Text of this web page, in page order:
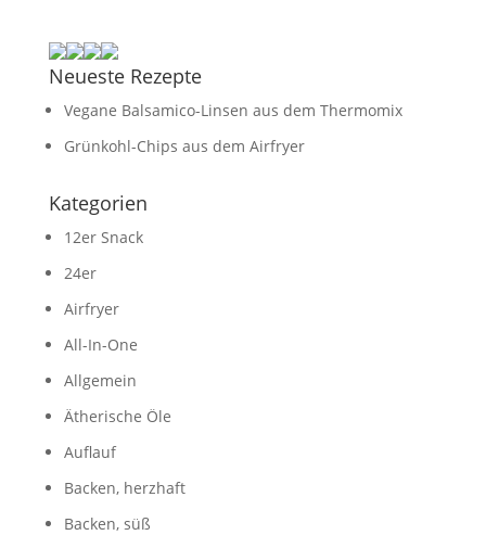
Neueste Rezepte
Vegane Balsamico-Linsen aus dem Thermomix
Grünkohl-Chips aus dem Airfryer
Kategorien
12er Snack
24er
Airfryer
All-In-One
Allgemein
Ätherische Öle
Auflauf
Backen, herzhaft
Backen, süß